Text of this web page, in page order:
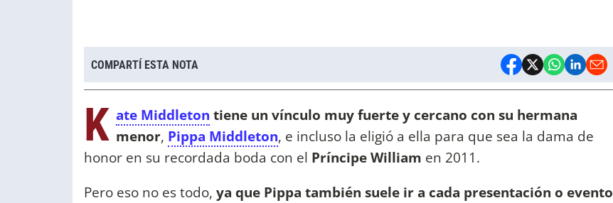
COMPARTÍ ESTA NOTA
K ate Middleton tiene un vínculo muy fuerte y cercano con su hermana
menor, Pippa Middleton, e incluso la eligió a ella para que sea la dama de
honor en su recordada boda con el Príncipe William en 2011.
Pero eso no es todo, ya que Pippa también suele ir a cada presentación o evento